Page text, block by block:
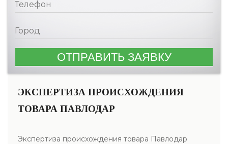
ЭКСПЕРТИЗА ПРОИСХОЖДЕНИЯ
ТОВАРА ПАВЛОДАР
Экспертиза происхождения товара Павлодар